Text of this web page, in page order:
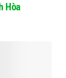
Hòa